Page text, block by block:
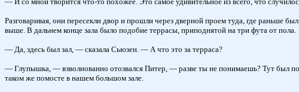
Разговаривая, они пересекли двор и прошли через дверной проем туда, где раньше
выше. В дальнем конце зала было подобие террасы, приподнятой на три фута от пола.
— Да, здесь был зал, — сказала Сьюзен. — А что это за терраса?
— Глупышка, — взволнованно отозвался Питер, — разве ты не понимаешь? Тут был
таком же помосте в нашем большом зале.